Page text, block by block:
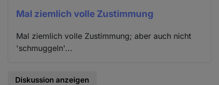
Mal ziemlich volle Zustimmung
Mal ziemlich volle Zustimmung; aber auch nicht
'schmuggeln'...
Diskussion anzeigen